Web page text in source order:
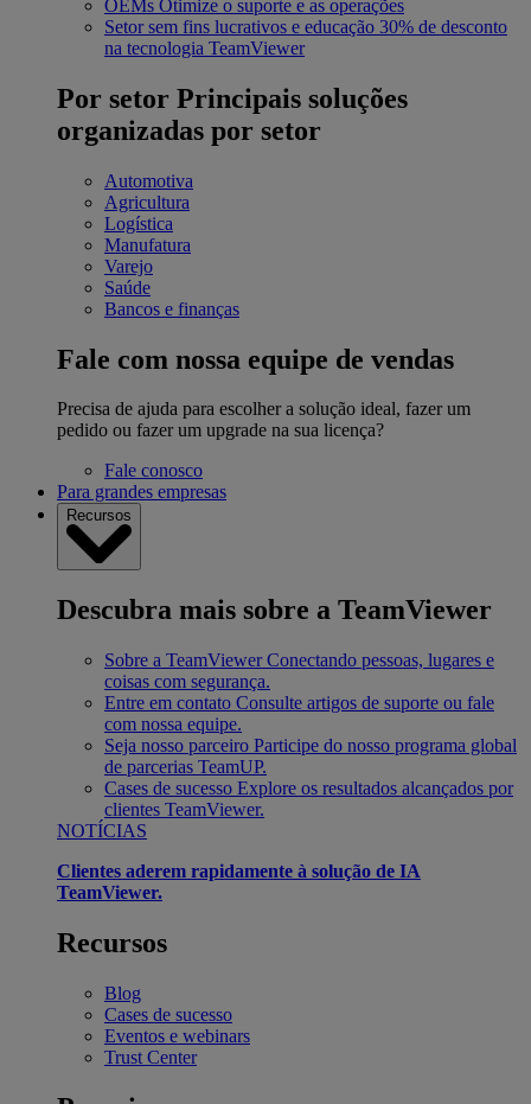
OEMs Otimize o suporte e as operações
Setor sem fins lucrativos e educação 30% de desconto
na tecnologia TeamViewer
Por setor Principais soluções
organizadas por setor
Automotiva
Agricultura
Logística
Manufatura
Varejo
Saúde
Bancos e finanças
Fale com nossa equipe de vendas
Precisa de ajuda para escolher a solução ideal, fazer um
pedido ou fazer um upgrade na sua licença?
Fale conosco
Para grandes empresas
Recursos
Descubra mais sobre a TeamViewer
Sobre a TeamViewer Conectando pessoas, lugares e
coisas com segurança.
Entre em contato Consulte artigos de suporte ou fale
com nossa equipe.
Seja nosso parceiro Participe do nosso programa global
de parcerias TeamUP.
Cases de sucesso Explore os resultados alcançados por
clientes TeamViewer.
NOTÍCIAS
Clientes aderem rapidamente à solução de IA
TeamViewer.
Recursos
Blog
Cases de sucesso
Eventos e webinars
Trust Center